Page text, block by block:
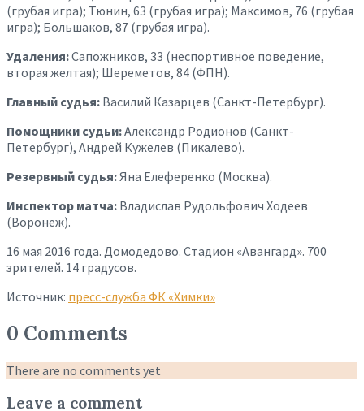
(грубая игра); Тюнин, 63 (грубая игра); Максимов, 76 (грубая
игра); Большаков, 87 (грубая игра).
Удаления:Сапожников, 33 (неспортивное поведение,
вторая желтая); Шереметов, 84 (ФПН).
Главный судья: Василий Казарцев (Санкт-Петербург).
Помощники судьи:Александр Родионов (Санкт-
Петербург), Андрей Кужелев (Пикалево).
Резервный судья:Яна Елеференко (Москва).
Инспектор матча: Владислав Рудольфович Ходеев
(Воронеж).
16 мая 2016 года. Домодедово. Стадион «Авангард». 700
зрителей. 14 градусов.
Источник: пресс-служба ФК «Химки»
0 Comments
There are no comments yet
Leave a comment